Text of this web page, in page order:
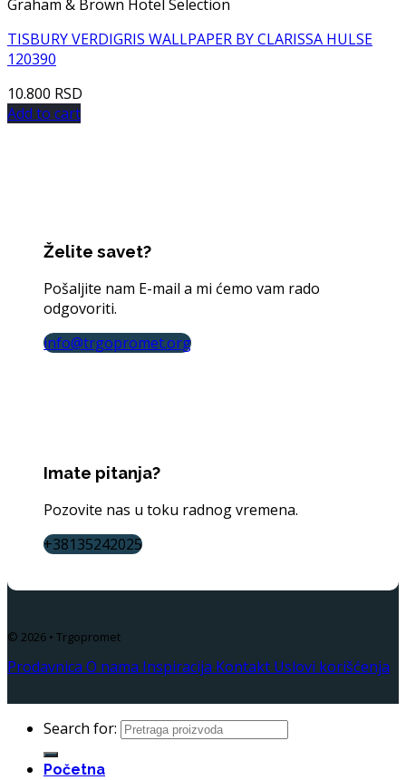
Graham & Brown Hotel Selection
TISBURY VERDIGRIS WALLPAPER BY CLARISSA HULSE
120390
10.800 RSD
Add to cart
Želite savet?
Pošaljite nam E-mail a mi ćemo vam rado
odgovoriti.
info@trgopromet.org
Imate pitanja?
Pozovite nas u toku radnog vremena.
+38135242025
© 2026 • Trgopromet
Prodavnica O nama Inspiracija Kontakt Uslovi korišćenja
Search for:
Početna